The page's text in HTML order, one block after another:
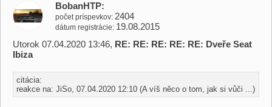
BobanHTP
počet príspevkov 2404
dátum registrácie 19.08.2015
Utorok 07.04.2020 13:46, RE: RE: RE: RE: RE: Dveře Seat
Ibiza
citácia:
reakce na: JiSo, 07.04.2020 12:10 (A víš něco o tom, jak si vůči ...)